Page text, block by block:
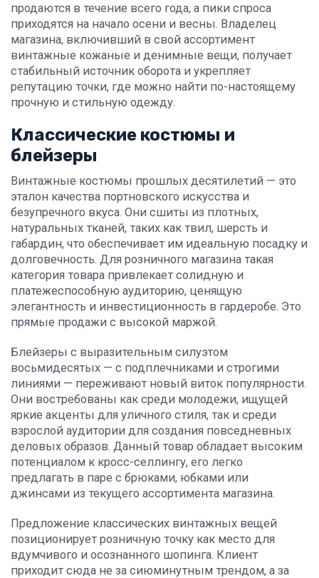
продаются в течение всего года, а пики спроса
приходятся на начало осени и весны. Владелец
магазина, включивший в свой ассортимент
винтажные кожаные и денимные вещи, получает
стабильный источник оборота и укрепляет
репутацию точки, где можно найти по-настоящему
прочную и стильную одежду.
Классические костюмы и
блейзеры
Винтажные костюмы прошлых десятилетий — это
эталон качества портновского искусства и
безупречного вкуса. Они сшиты из плотных,
натуральных тканей, таких как твил, шерсть и
габардин, что обеспечивает им идеальную посадку и
долговечность. Для розничного магазина такая
категория товара привлекает солидную и
платежеспособную аудиторию, ценящую
элегантность и инвестиционность в гардеробе. Это
прямые продажи с высокой маржой.
Блейзеры с выразительным силуэтом
восьмидесятых — с подплечниками и строгими
линиями — переживают новый виток популярности.
Они востребованы как среди молодежи, ищущей
яркие акценты для уличного стиля, так и среди
взрослой аудитории для создания повседневных
деловых образов. Данный товар обладает высоким
потенциалом к кросс-селлингу, его легко
предлагать в паре с брюками, юбками или
джинсами из текущего ассортимента магазина.
Предложение классических винтажных вещей
позиционирует розничную точку как место для
вдумчивого и осознанного шопинга. Клиент
приходит сюда не за сиюминутным трендом, а за